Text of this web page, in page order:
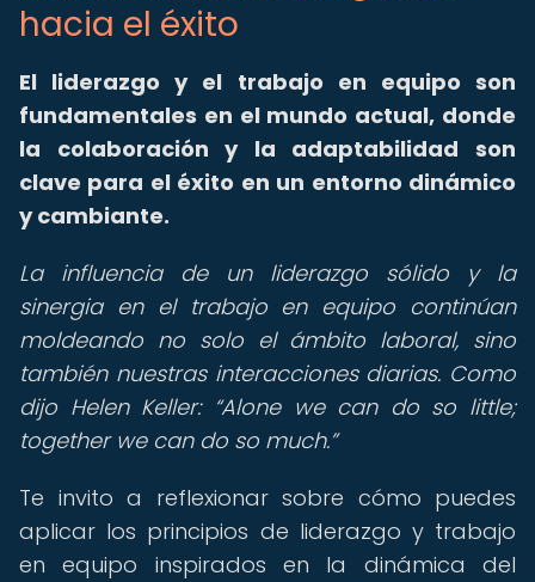
hacia el éxito
El liderazgo y el trabajo en equipo son
fundamentales en el mundo actual, donde
la colaboración y la adaptabilidad son
clave para el éxito en un entorno dinámico
y cambiante.
La influencia de un liderazgo sólido y la
sinergia en el trabajo en equipo continúan
moldeando no solo el ámbito laboral, sino
también nuestras interacciones diarias. Como
dijo Helen Keller: Alone we can do so little;
together we can do so much.
Te invito a reflexionar sobre cómo puedes
aplicar los principios de liderazgo y trabajo
en equipo inspirados en la dinámica del